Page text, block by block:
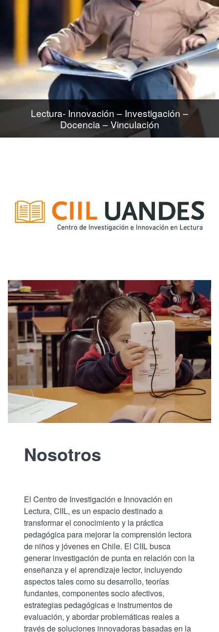
Para Profesores
Cursos
Podcast
Contacto
Lectura- Innovación – Investigación –
Docencia – Vinculación
Nosotros
El Centro de Investigación e Innovación en
Lectura, CIIL, es un espacio destinado a
transformar el conocimiento y la práctica
pedagógica para mejorar la comprensión lectora
de niños y jóvenes en Chile. El CIIL busca
generar investigación de punta en relación con la
enseñanza y el aprendizaje lector, incluyendo
aspectos tales como su desarrollo, teorías
fundantes, componentes socio afectivos,
estrategias pedagógicas e instrumentos de
evaluación, y abordar problemáticas reales a
través de soluciones innovadoras basadas en la